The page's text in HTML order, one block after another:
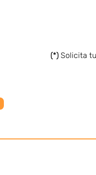
(*) Solicita